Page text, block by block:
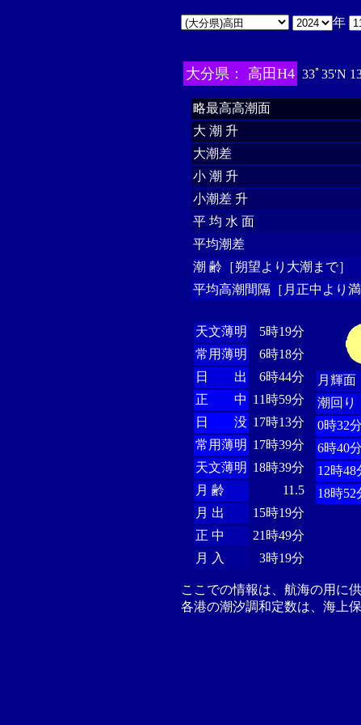
年
大分県： 高田H4 33ﾟ35'N
略最高高潮面
大 潮 升
大潮差
小 潮 升
小潮差 升
平 均 水 面
平均潮差
潮 齢［朔望より大潮まで］
平均高潮間隔［月正中より満
天文薄明
5時19分
常用薄明
6時18分
日 出
6時44分
正 中 11時59分
日 没 17時13分
常用薄明 17時39分
天文薄明 18時39分
月 齢
11.5
月 出
15時19分
正 中
21時49分
月 入
3時19分
月輝面
潮回り
0時32分
6時40分
12時48
18時52
ここでの情報は、航海の用に
各港の潮汐調和定数は、海上